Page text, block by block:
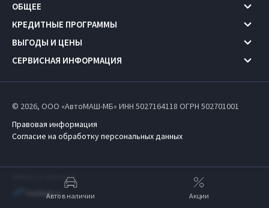
ОБЩЕЕ
КРЕДИТНЫЕ ПРОГРАММЫ
ВЫГОДЫ И ЦЕНЫ
СЕРВИСНАЯ ИНФОРМАЦИЯ
© 2026, ООО «АвтоМАШ-МБ» ИНН 5027164118 ОГРН 502701001
Правовая информация
Согласие на обработку персональных данных
Работает на технологиях
Авто в наличии Акции